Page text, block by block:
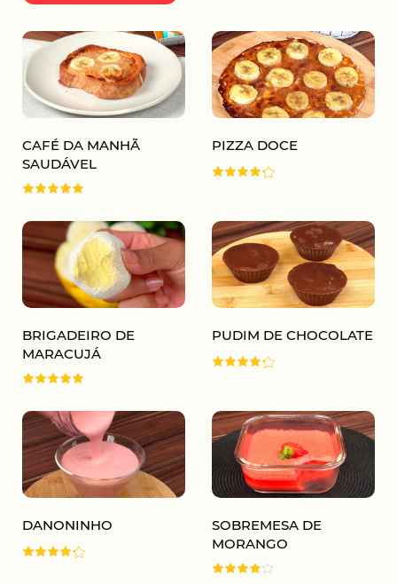
Mais populares
CAFÉ DA MANHÃ
SAUDÁVEL
PIZZA DOCE
BRIGADEIRO DE
MARACUJÁ
PUDIM DE CHOCOLATE
DANONINHO
SOBREMESA DE
MORANGO